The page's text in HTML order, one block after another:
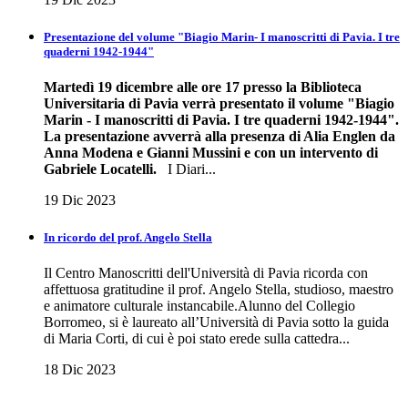
Presentazione del volume "Biagio Marin- I manoscritti di Pavia. I tre
quaderni 1942-1944"
Martedì 19 dicembre alle ore 17 presso la Biblioteca
Universitaria di Pavia verrà presentato il volume "Biagio
Marin - I manoscritti di Pavia. I tre quaderni 1942-1944".
La presentazione avverrà alla presenza di Alia Englen da
Anna Modena e Gianni Mussini e con un intervento di
Gabriele Locatelli. I Diari...
19 Dic 2023
In ricordo del prof. Angelo Stella
Il Centro Manoscritti dell'Università di Pavia ricorda con
affettuosa gratitudine il prof. Angelo Stella, studioso, maestro
e animatore culturale instancabile.Alunno del Collegio
Borromeo, si è laureato all’Università di Pavia sotto la guida
di Maria Corti, di cui è poi stato erede sulla cattedra...
18 Dic 2023